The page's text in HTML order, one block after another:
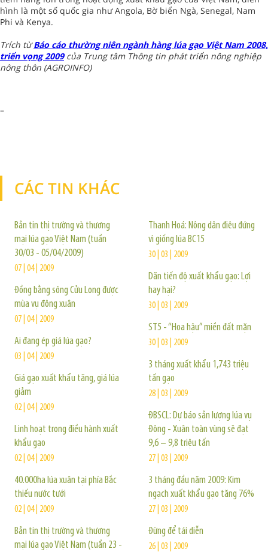
hình là một số quốc gia như Angola, Bờ biển Ngà, Senegal, Nam
Phi và Kenya.
Trích từBáo cáo thường niên ngành hàng lúa gạo Việt Nam 2008,
triển vọng 2009của Trung tâm Thông tin phát triển nông nghiệp
nông thôn (AGROINFO)
–
CÁC TIN KHÁC
Bản tin thị trường và thương
mại lúa gạo Việt Nam (tuần
30/03 - 05/04/2009)
07 | 04 | 2009
Ðồng bằng sông Cửu Long được
mùa vụ đông xuân
07 | 04 | 2009
Ai đang ép giá lúa gạo?
03 | 04 | 2009
Giá gạo xuất khẩu tăng, giá lúa
giảm
02 | 04 | 2009
Linh hoạt trong điều hành xuất
khẩu gạo
02 | 04 | 2009
40.000ha lúa xuân tại phía Bắc
thiếu nước tưới
02 | 04 | 2009
Bản tin thị trường và thương
mại lúa gạo Việt Nam (tuần 23 -
Thanh Hoá: Nông dân điêu đứng
vì giống lúa BC15
30 | 03 | 2009
Dãn tiến độ xuất khẩu gạo: Lợi
hay hại?
30 | 03 | 2009
ST5 - “Hoa hậu” miền đất mặn
30 | 03 | 2009
3 tháng xuất khẩu 1,743 triệu
tấn gạo
28 | 03 | 2009
ĐBSCL: Dự báo sản lượng lúa vụ
Đông - Xuân toàn vùng sẽ đạt
9,6 – 9,8 triệu tấn
27 | 03 | 2009
3 tháng đầu năm 2009: Kim
ngạch xuất khẩu gạo tăng 76%
27 | 03 | 2009
Đừng để tái diễn
26 | 03 | 2009